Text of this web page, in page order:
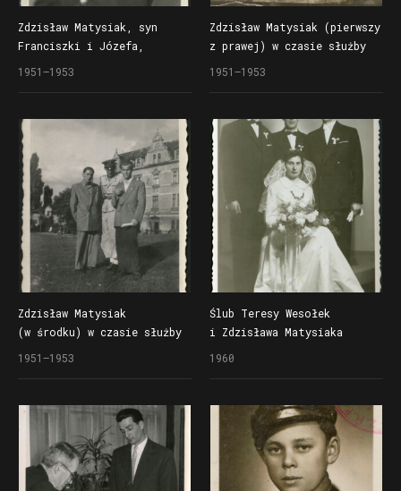
Zdzisław Matysiak, syn
Franciszki i Józefa,
żołnierz 36. Specjalnego
1951–1953
Zdzisław Matysiak (pierwszy
z prawej) w czasie służby
wojskowej w 36. Specjalnym
1951–1953
Zdzisław Matysiak
(w środku) w czasie służby
wojskowej w 36. Specjalnym
1951–1953
Ślub Teresy Wesołek
i Zdzisława Matysiaka
(pierwszy z prawej),
Niepoń
1960